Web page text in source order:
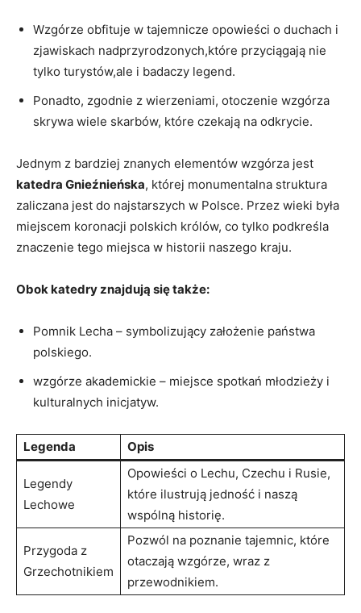
Wzgórze obfituje w⁣ tajemnicze opowieści o duchach ⁢i
zjawiskach nadprzyrodzonych,które przyciągają ​nie
tylko turystów,ale i⁢ badaczy legend.
Ponadto, zgodnie z wierzeniami, otoczenie wzgórza
⁣skrywa wiele‌ skarbów,‌ które czekają ‍na odkrycie.
Jednym z ‍bardziej znanych elementów wzgórza jest
katedra Gnieźnieńska, ‌której monumentalna struktura
zaliczana jest do najstarszych ⁣w Polsce. Przez wieki była
miejscem koronacji polskich królów, co tylko⁤ podkreśla
znaczenie tego miejsca w historii ⁤naszego kraju.
Obok‍ katedry znajdują się także:
Pomnik‌ Lecha – symbolizujący założenie⁢ państwa
polskiego.
wzgórze‍ akademickie⁢ – miejsce spotkań ​młodzieży i‌
kulturalnych inicjatyw.
Legenda Opis
Legendy⁢
Lechowe
Opowieści​ o ​Lechu, ‍Czechu i ⁤Rusie,⁣
które ⁤ilustrują jedność ​i naszą
wspólną‌ historię.
Przygoda z
Grzechotnikiem
Pozwól⁤ na poznanie tajemnic,‍ które
otaczają wzgórze, wraz z
przewodnikiem.